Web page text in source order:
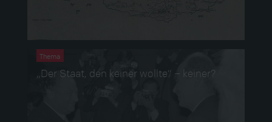
Thema
„Der Staat, den keiner wollte“ – keiner?